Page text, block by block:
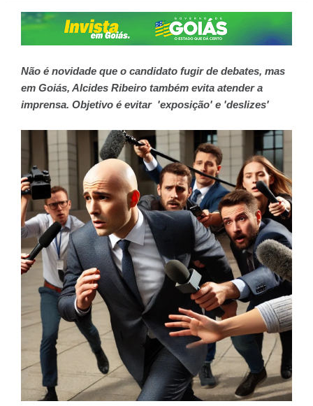
Não é novidade que o candidato fugir de debates, mas
em Goiás, Alcides Ribeiro também evita atender a
imprensa. Objetivo é evitar 'exposição' e 'deslizes'